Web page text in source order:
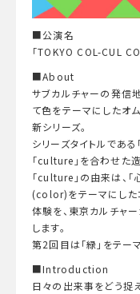
■公演名
「TOKYO COL-CUL
■About
サブカルチャーの発信
て色をテーマにしたオ
新シリーズ。
シリーズタイトルである
「culture」を合わせた
「culture」の由来は、「
(color)をテーマにした
体験を、東京カルチャ
します。
第2回目は「緑」をテー
■Introduction
日々の出来事をどう捉え